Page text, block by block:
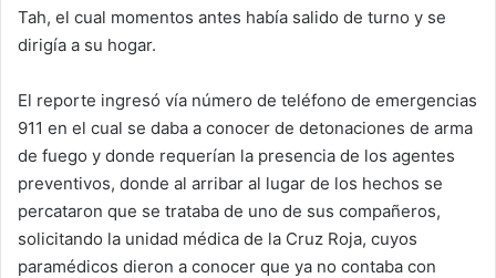
Tah, el cual momentos antes había salido de turno y se
dirigía a su hogar.
El reporte ingresó vía número de teléfono de emergencias
911 en el cual se daba a conocer de detonaciones de arma
de fuego y donde requerían la presencia de los agentes
preventivos, donde al arribar al lugar de los hechos se
percataron que se trataba de uno de sus compañeros,
solicitando la unidad médica de la Cruz Roja, cuyos
paramédicos dieron a conocer que ya no contaba con